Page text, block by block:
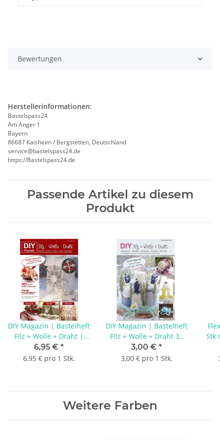
geworden. Ob Retro-Wickelsterne,
Unsere DIY Ideen mit Wolldraht
Glimmer oder auch ohne Glanzfaden
findet man in vielen Kreativideen bei
Basteln mit Wolle.
Bewertungen
Herstellerinformationen:
Bastelspass24
Am Anger 1
Bayern
86687 Kaisheim / Bergstetten, Deutschland
service@bastelspass24.de
https://Bastelspass24.de
Passende Artikel zu diesem
Produkt
DIY Magazin | Bastelheft
Filz + Wolle + Draht |
Advent - Weihnachten -
Herbst | 40 Bastelideen
6,95 € *
6,95 € pro 1 Stk.
DIY Magazin | Bastelheft
Filz + Wolle + Draht 34
Bastelideen, 60 Seiten
mit viel Floristik
3,00 € *
3,00 € pro 1 Stk.
Stk
Weitere Farben